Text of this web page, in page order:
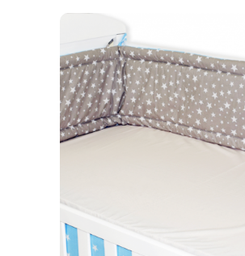
Dodaj u košaricu